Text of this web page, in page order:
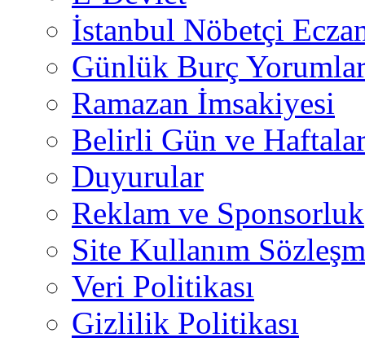
İstanbul Nöbetçi
Günlük Burç
Ramazan İmsakiyesi
Belirli Gün ve
Duyurular
Reklam ve Sponsorluk
Site Kullanım
Veri Politikası
Gizlilik Politikası